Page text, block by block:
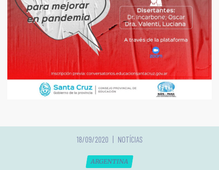
18/09/2020 NOTÍCIAS
ARGENTINA